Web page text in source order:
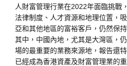
人財富管理行業在2022年面臨挑戰
法律制度、人才資源和地理位置，
亞和其他地區的富裕客戶，仍然保
其中，中國內地，尤其是大灣區，
場的最重要的業務來源地，報告還
已經成為香港資產及財富管理業的